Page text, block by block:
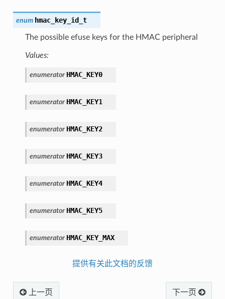
enum hmac_key_id_t
The possible efuse keys for the HMAC peripheral
Values:
enumerator HMAC_KEY0
enumerator HMAC_KEY1
enumerator HMAC_KEY2
enumerator HMAC_KEY3
enumerator HMAC_KEY4
enumerator HMAC_KEY5
enumerator HMAC_KEY_MAX
提供有关此文档的反馈
上一页 下一页